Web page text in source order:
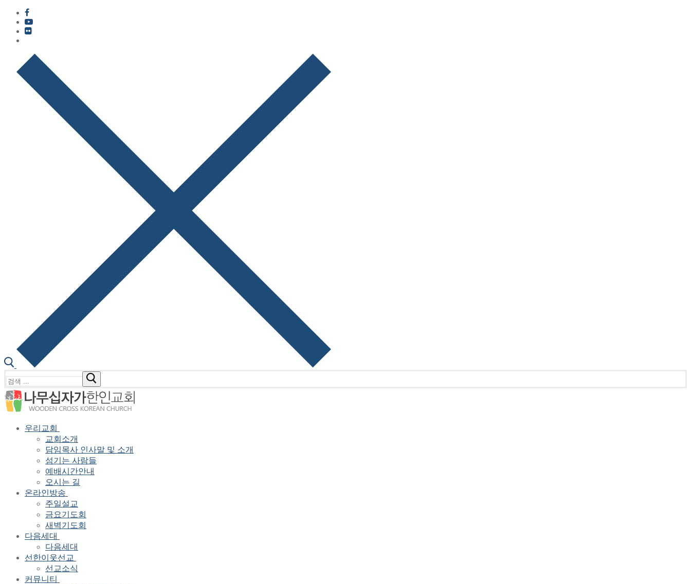
색
:
우리교회
교회소개
담임목사 인사말 및 소개
섬기는 사람들
예배시간안내
오시는 길
온라인방송
주일설교
금요기도회
새벽기도회
다음세대
다음세대
선한이웃선교
선교소식
커뮤니티